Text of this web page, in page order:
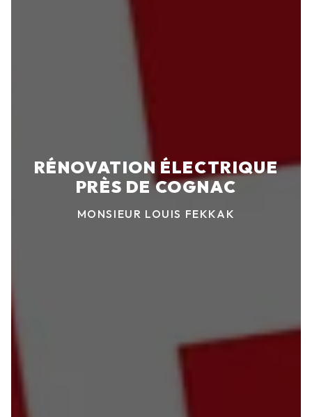
RÉNOVATION ÉLECTRIQUE
PRÈS DE COGNAC
MONSIEUR LOUIS FEKKAK